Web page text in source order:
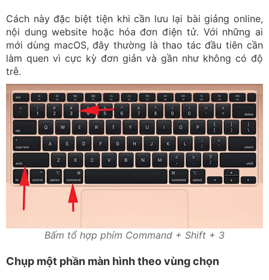
Cách này đặc biệt tiện khi cần lưu lại bài giảng online,
nội dung website hoặc hóa đơn điện tử. Với những ai
mới dùng macOS, đây thường là thao tác đầu tiên cần
làm quen vì cực kỳ đơn giản và gần như không có độ
trễ.
Bấm tổ hợp phím Command + Shift + 3
Chụp một phần màn hình theo vùng chọn